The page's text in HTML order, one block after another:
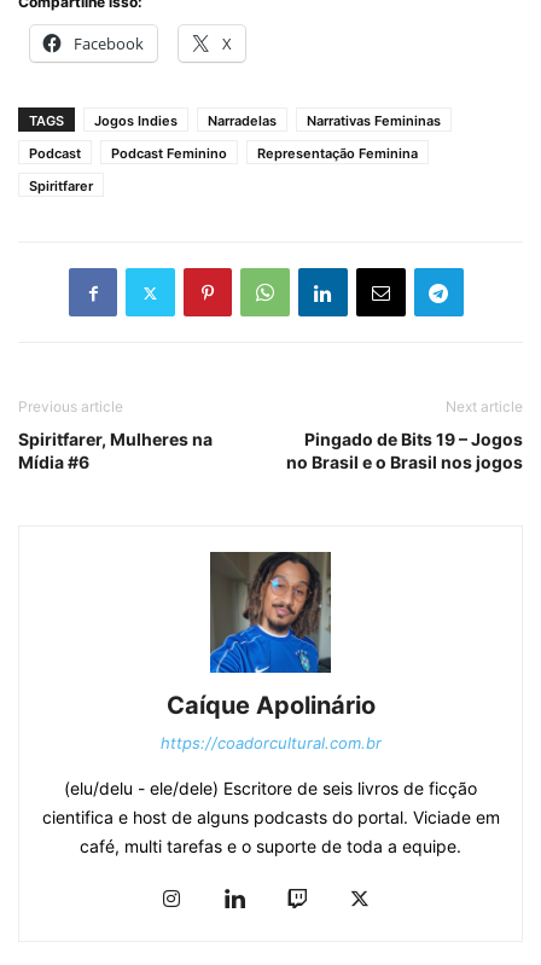
Facebook X
TAGS Jogos Indies Narradelas
Narrativas Femininas
Podcast
Podcast Feminino
Representação Feminina
Spiritfarer
Previous article
Spiritfarer, Mulheres na
Mídia #6
Next article
Pingado de Bits 19 – Jogos
no Brasil e o Brasil nos jogos
Caíque Apolinário
https://coadorcultural.com.br
(elu/delu - ele/dele) Escritore de seis livros de ficção
cientifica e host de alguns podcasts do portal. Viciade em
café, multi tarefas e o suporte de toda a equipe.